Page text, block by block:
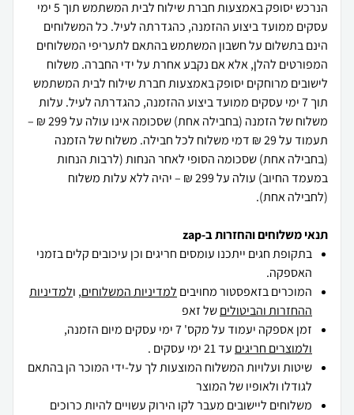
הנרכש יסופק באמצעות חברת שילוח לבית המשתמש תוך 5 ימי
עסקים ממועד ביצוע ההזמנה, כהגדרתה לעיל. כל המשלוחים
הינם בתשלום על חשבון המשתמש בהתאם לתעריפי המשלוחים
המפורטים להלן, אלא אם נקבע אחרת על ידי החברה. משלוח
לישובים מרוחקים יסופק באמצעות חברת שילוח לבית המשתמש
תוך 7 ימי עסקים ממועד ביצוע ההזמנה, כהגדרתה לעיל. עלות
משלוח של הזמנה (בחבילה אחת) שסכומה אינו עולה על 299 ₪ –
תעמוד על 29 ₪ דמי משלוח לכל חבילה. משלוח של הזמנה
(בחבילה אחת) שסכומה הסופי לאחר הנחות (לרבות הנחות
במעמד החיוב) עולה על 299 ₪ – יהיה ללא עלות משלוח
(לחבילה אחת).
תנאי משלוחים והחזרות ב-zap
בתקופת חגים ייתכנו עומסים חריגים וכן עיכובים קלים בזמני
האספקה.
המוכרים בזאפסטור מחויבים למדיניות המשלוחים, ולמדיניות
ההחזרות והביטוליםשל זאפ
זמן אספקה יעמוד על מקס' 7 ימי עסקים מיום הזמנה,
ולמוצרים חריגים עד 21 ימי עסקים .
שיטות ועלויות המשלוח המוצעות לך על-ידי המוכר הן בהתאם
לגודלו ולאופיו של המוצר
משלוחים ליישובים מעבר לקו הירוק עשויים להיות כרוכים